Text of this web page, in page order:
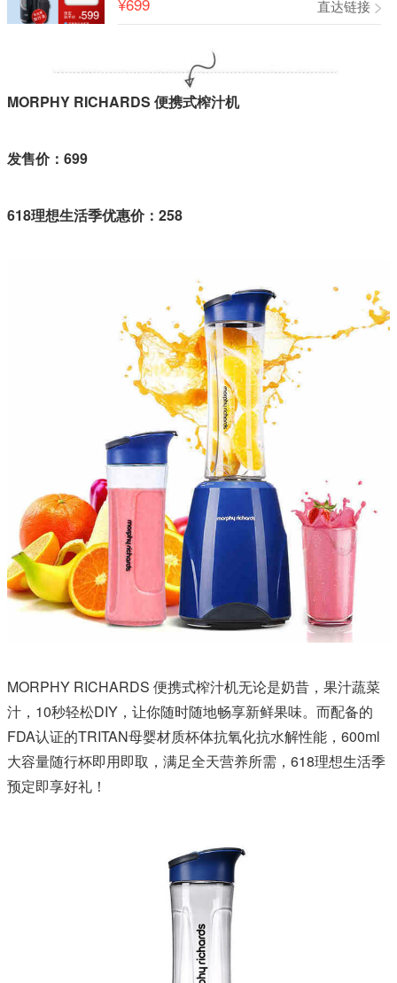
直达链接
MORPHY RICHARDS 便携式榨汁机
发售价：699
618理想生活季优惠价：258
MORPHY RICHARDS 便携式榨汁机无论是奶昔，果汁蔬菜
汁，10秒轻松DIY，让你随时随地畅享新鲜果味。而配备的
FDA认证的TRITAN母婴材质杯体抗氧化抗水解性能，600ml
大容量随行杯即用即取，满足全天营养所需，618理想生活季
预定即享好礼！